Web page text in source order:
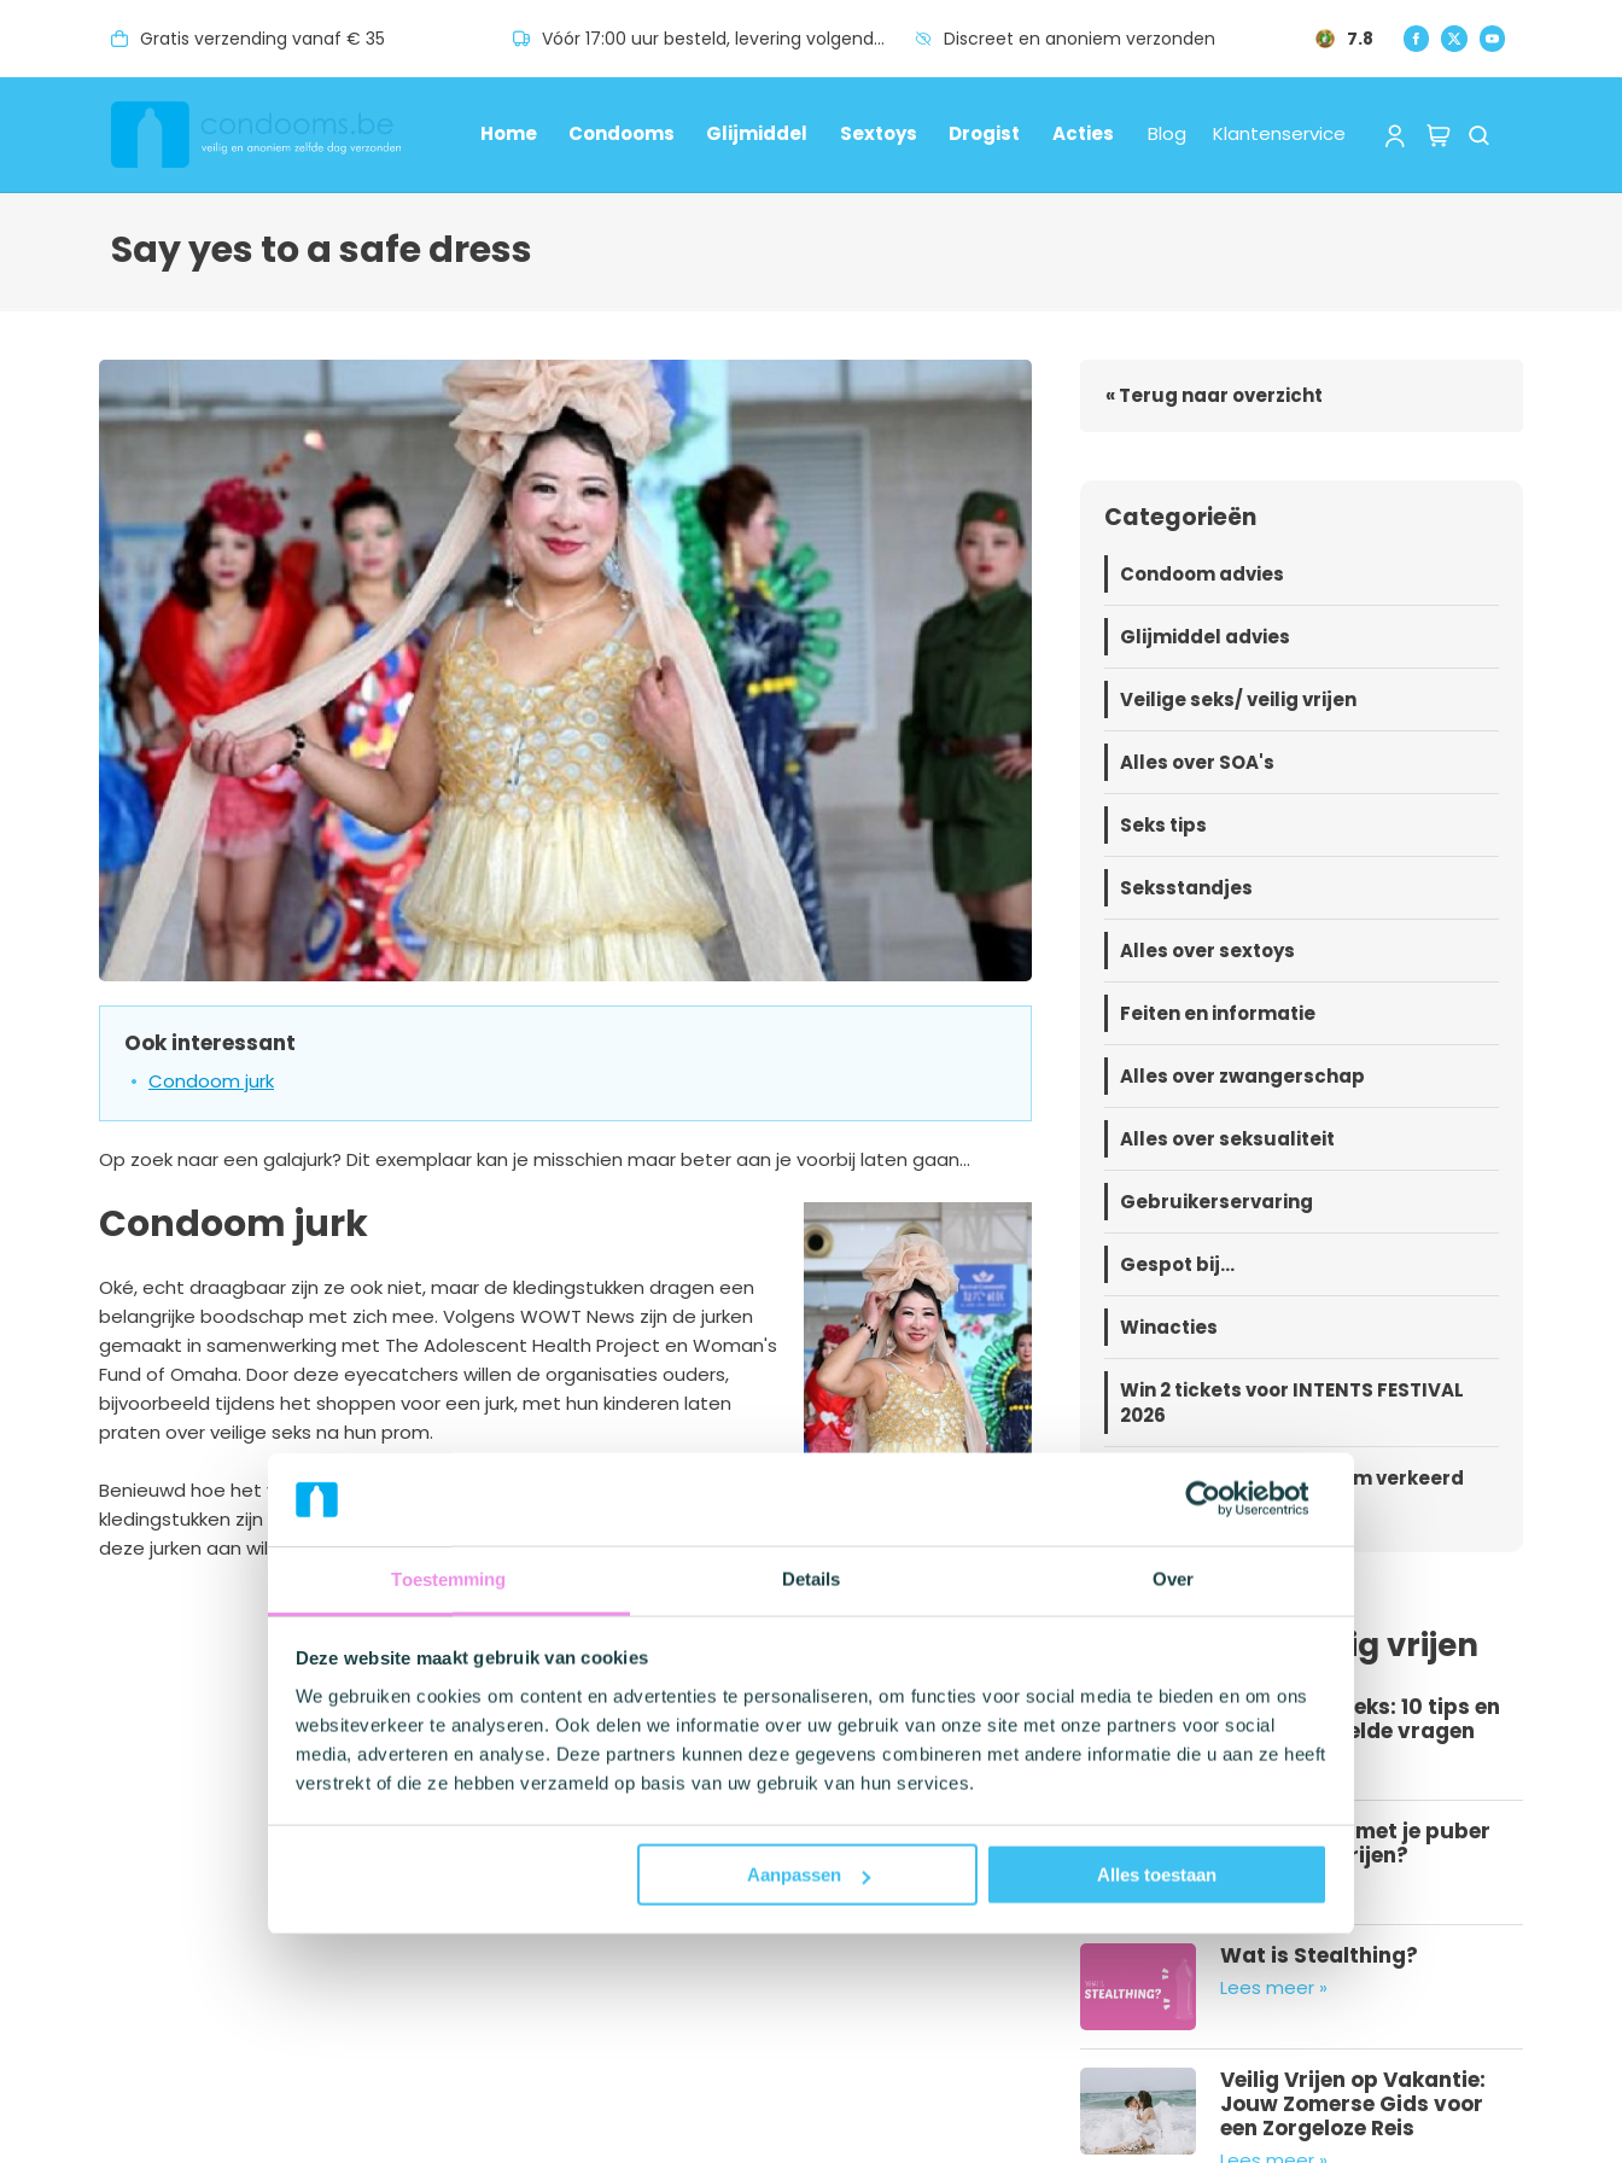
Toestemming Details Over
Deze website maakt gebruik van cookies
We gebruiken cookies om content en advertenties te personaliseren, om functies voor social media te bieden en om ons
websiteverkeer te analyseren. Ook delen we informatie over uw gebruik van onze site met onze partners voor social
media, adverteren en analyse. Deze partners kunnen deze gegevens combineren met andere informatie die u aan ze heeft
verstrekt of die ze hebben verzameld op basis van uw gebruik van hun services.
Aanpassen Alles toestaan
Gratis verzending vanaf € 35 Vóór 17:00 uur besteld, levering volgende dag Discreet en anoniem verzonden 7.8
Blog Klantenservice
Home Condooms Glijmiddel Sextoys Drogist Acties
Say yes to a safe dress
Ook interessant
Condoom jurk
Op zoek naar een galajurk? Dit exemplaar kan je misschien maar beter aan je voorbij laten gaan...
Condoom jurk
Oké, echt draagbaar zijn ze ook niet, maar de kledingstukken dragen een
belangrijke boodschap met zich mee. Volgens WOWT News zijn de jurken
gemaakt in samenwerking met The Adolescent Health Project en Woman's
Fund of Omaha. Door deze eyecatchers willen de organisaties ouders,
bijvoorbeeld tijdens het shoppen voor een jurk, met hun kinderen laten
praten over veilige seks na hun prom.
Benieuwd hoe het voelt om zo'n jurk aan te trekken? Helaas, de
kledingstukken zijn alleen gemaakt om tentoongesteld te worden. Zou jij
deze jurken aan willen?
« Terug naar overzicht
Categorieën
Condoom advies
Glijmiddel advies
Veilige seks/ veilig vrijen
Alles over SOA's
Seks tips
Seksstandjes
Alles over sextoys
Feiten en informatie
Alles over zwangerschap
Alles over seksualiteit
Gebruikerservaring
Gespot bij...
Winacties
Win 2 tickets voor INTENTS FESTIVAL
2026
Help, ik heb mijn condoom verkeerd
om gedaan
Meer blog items binnen
Veilige seks/ veilig vrijen
Eerste keer seks: 10 tips en
20 veel gestelde vragen
Lees meer »
Hoe praat je met je puber
over veilig vrijen?
Wat is Stealthing?
Lees meer »
Veilig Vrijen op Vakantie:
Jouw Zomerse Gids voor
een Zorgeloze Reis